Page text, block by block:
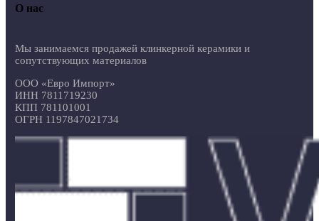
О нас
Мы занимаемся продажей клинкерной керамики и
сопутствующих материалов
ООО «Евро Импорт»
ИНН 7811719230
КПП 781101001
ОГРН 1197847021734